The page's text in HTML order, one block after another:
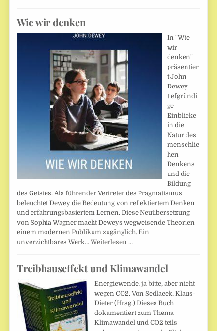
Wie wir denken
In "Wie
wir
denken"
präsentier
t John
Dewey
tiefgründi
ge
Einblicke
in die
Natur des
menschlic
hen
Denkens
und die
Bildung
des Geistes. Als führender Vertreter des Pragmatismus
beleuchtet Dewey die Bedeutung von reflektiertem Denken
und erfahrungsbasiertem Lernen. Diese Neuübersetzung
von Sophia Wagner macht Deweys wegweisende Theorien
einem modernen Publikum zugänglich. Ein
unverzichtbares Werk…Weiterlesen …
Treibhauseffekt und Klimawandel
Energiewende, ja bitte, aber nicht
wegen CO2. Von Sedlacek, Klaus-
Dieter (Hrsg.) Dieses Buch
dokumentiert zum Thema
Klimawandel und CO2 teils